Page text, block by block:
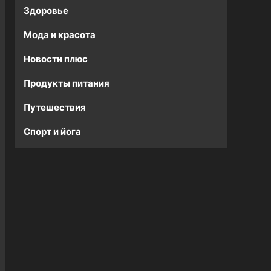
Здоровье
Мода и красота
Новости плюс
Продукты питания
Путешествия
Спорт и йога